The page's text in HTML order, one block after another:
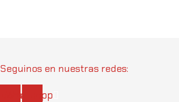
Seguinos en nuestras redes:
Whatsapp